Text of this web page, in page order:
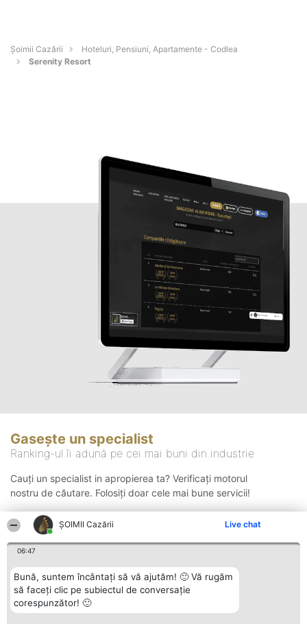
ȘOIMII Cazării Live chat
06:47
Bună, suntem încântați să vă ajutăm! 🙂 Vă rugăm
să faceți clic pe subiectul de conversație
corespunzător! 🙂
Șoimii Cazării
Hoteluri, Pensiuni, Apartamente - Codlea
Serenity Resort
Gasește un specialist
Ranking-ul îi adună pe cei mai buni din industrie
Cauți un specialist in apropierea ta? Verificați motorul
nostru de căutare. Folosiți doar cele mai bune servicii!